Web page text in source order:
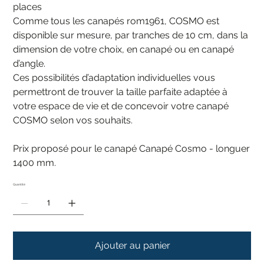
places
Comme tous les canapés rom1961, COSMO est
disponible sur mesure, par tranches de 10 cm, dans la
dimension de votre choix, en canapé ou en canapé
d’angle.
Ces possibilités d’adaptation individuelles vous
permettront de trouver la taille parfaite adaptée à
votre espace de vie et de concevoir votre canapé
COSMO selon vos souhaits.
Prix proposé pour le canapé Canapé Cosmo - longuer
1400 mm.
Quantité
Ajouter au panier